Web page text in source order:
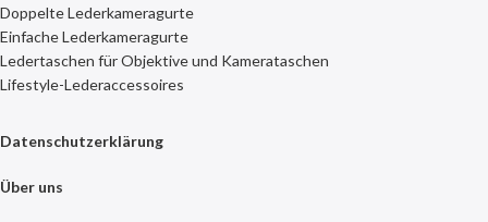
Doppelte Lederkameragurte
Einfache Lederkameragurte
Ledertaschen für Objektive und Kamerataschen
Lifestyle-Lederaccessoires
Datenschutzerklärung
Über uns